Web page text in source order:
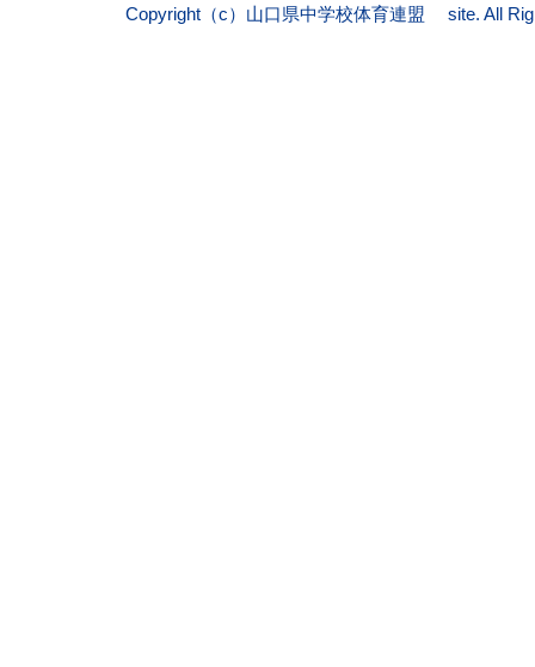
Copyright（c）山口県中学校体育連盟 site. All